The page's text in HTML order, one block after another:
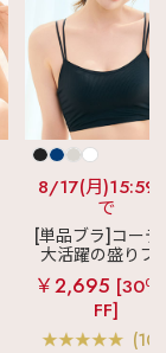
8/17(月)15:59
で
[単品ブラ]コーデ
大活躍の盛りブ
ショートレン
ス ブラトップ 超
ブラ(R) 単品ブ
ャー
￥2,695 [30
FF]